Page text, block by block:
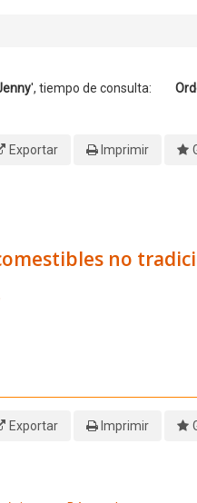
', tiempo de consulta:
Exportar Imprimir
no
Exportar Imprimir